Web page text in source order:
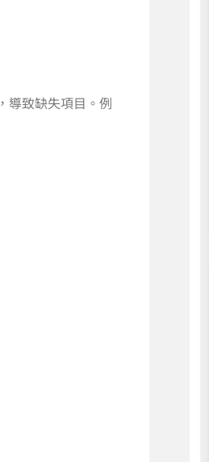
，導致缺失項目。例